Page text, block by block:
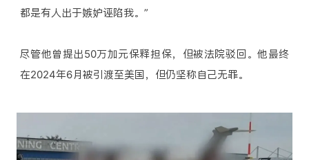
都是有人出于嫉妒诬陷我。”
尽管他曾提出50万加元保释担保，但被法院驳回。他最终
在2024年6月被引渡至美国，但仍坚称自己无罪。